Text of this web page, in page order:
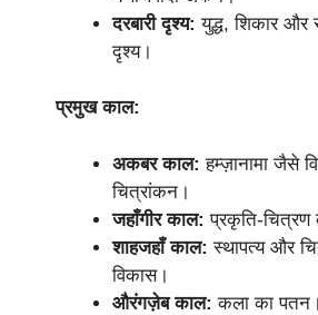
दरबारी दृश्य: युद्ध, शिकार और
दृश्य।
प्रमुख काल:
अकबर काल: हम्ज़ानामा जैसे
चित्रांकन।
जहाँगीर काल: प्रकृति-चित्रण
शाहजहाँ काल: स्थापत्य और
विकास।
औरंगज़ेब काल: कला का पतन।